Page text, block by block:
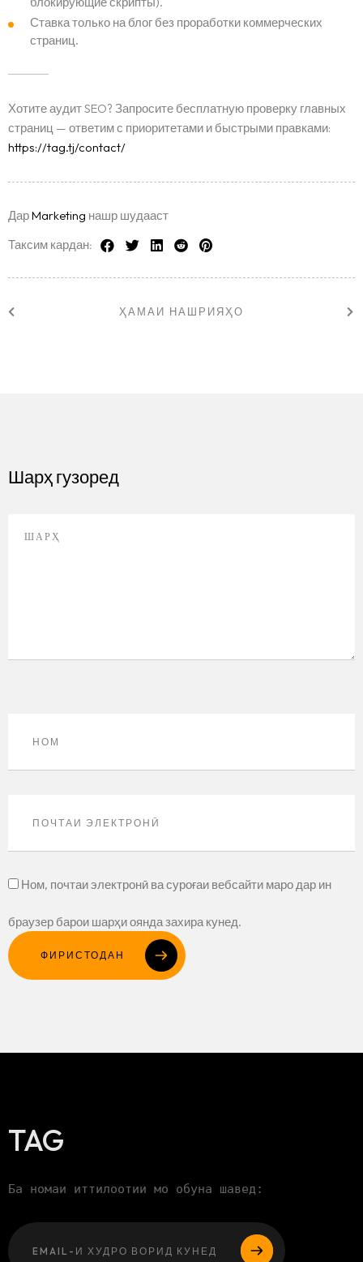
Ставка только на блог без проработки коммерческих
страниц.
Хотите аудит SEO? Запросите бесплатную проверку главных
страниц — ответим с приоритетами и быстрыми правками:
https://tag.tj/contact/
ДарMarketing нашр шудааст
Таксим кардан:
ҲАМАИ НАШРИЯҲО
Шарҳ гузоред
Ном, почтаи электронӣ ва суроғаи вебсайти маро дар ин
браузер барои шарҳи оянда захира кунед.
ФИРИСТОДАН
TAG
Ба номаи иттилоотии мо обуна шавед:
Лутфан, ин